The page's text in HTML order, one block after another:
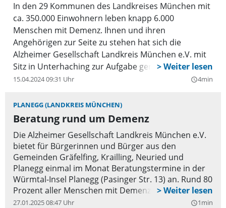
In den 29 Kommunen des Landkreises München mit
ca. 350.000 Einwohnern leben knapp 6.000
Menschen mit Demenz. Ihnen und ihren
Angehörigen zur Seite zu stehen hat sich die
Alzheimer Gesellschaft Landkreis München e.V. mit
Sitz in Unterhaching zur Aufgabe gemacht.
Gegründet wurde sie 2010, damals noch als
wenigen Betreuungsangeboten begann hat sich nun
zu einem unverzichtbaren Begleiter für Menschen
mit Demenz und deren Angehörige entwickelt.
15.04.2024 09:31 Uhr query_builder4min
PLANEGG (LANDKREIS MÜNCHEN)
Beratung rund um Demenz
Die Alzheimer Gesellschaft Landkreis München e.V.
bietet für Bürgerinnen und Bürger aus den
Gemeinden Gräfelfing, Krailling, Neuried und
Planegg einmal im Monat Beratungstermine in der
Würmtal-Insel Planegg (Pasinger Str. 13) an. Rund 80
Prozent aller Menschen mit Demenz werden von
ihren Angehörigen und Freunden versorgt und
27.01.2025 08:47 Uhr query_builder1min